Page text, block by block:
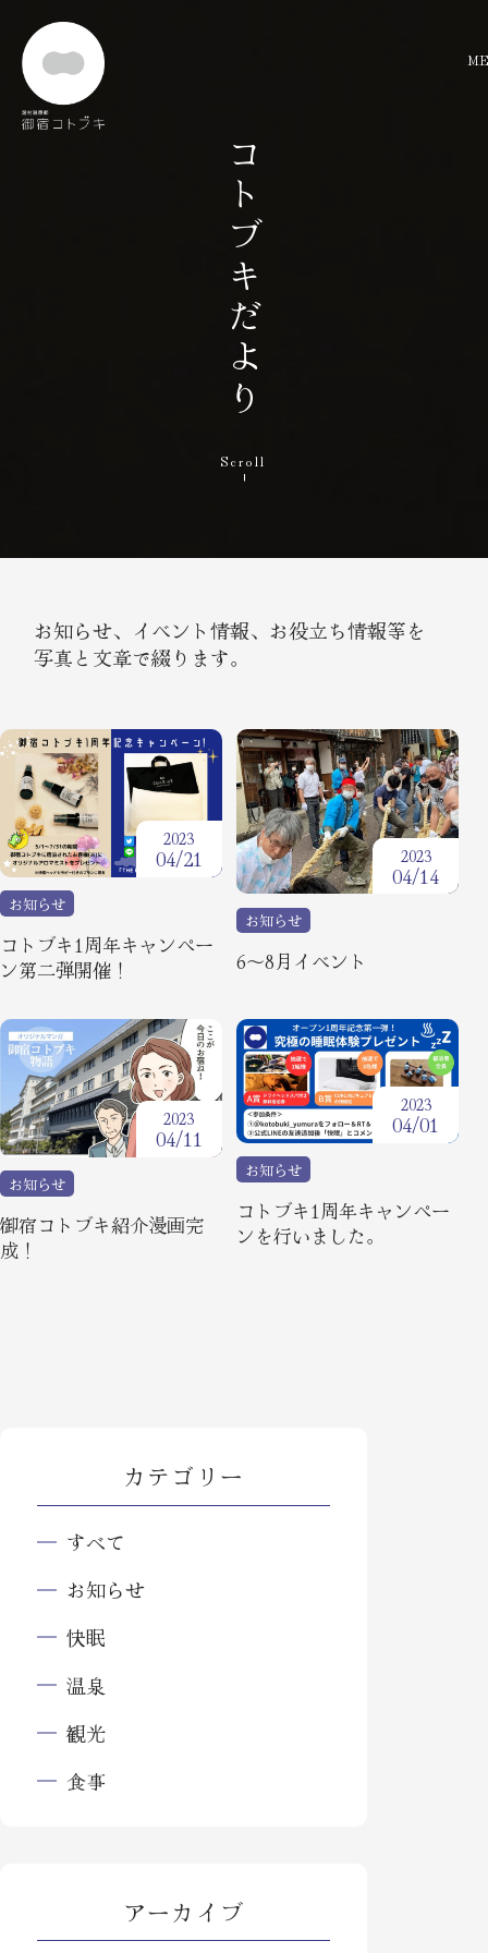
トップ
快眠セラピー
お料理
お部屋
ご予約
温泉
周辺観光
アクセス
マンガで見る御宿コトブキ
宿泊規約・
個人情報保護方針
FAQ バリアフリー情報
お問い合わせ オルソグループ
コトブキだより
お知らせ、イベント情報、お役立ち情報等を
写真と文章で綴ります。
2023
04/21
お知らせ
コトブキ1周年キャンペー
ン第二弾開催！
2023
04/14
お知らせ
6～8月イベント
2023
04/11
お知らせ
御宿コトブキ紹介漫画完
成！
2023
04/01
お知らせ
コトブキ1周年キャンペー
ンを行いました。
カテゴリー
すべて
お知らせ
快眠
温泉
観光
食事
アーカイブ